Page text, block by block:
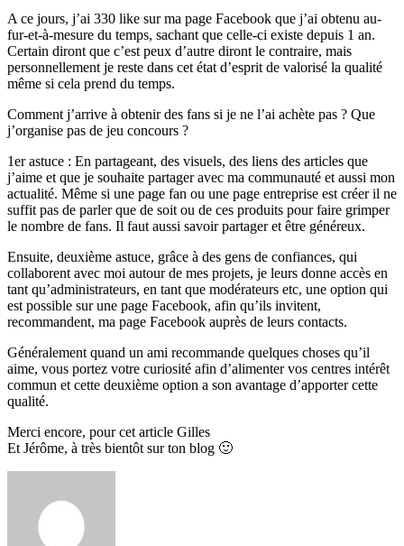
A ce jours, j’ai 330 like sur ma page Facebook que j’ai obtenu au-
fur-et-à-mesure du temps, sachant que celle-ci existe depuis 1 an.
Certain diront que c’est peux d’autre diront le contraire, mais
personnellement je reste dans cet état d’esprit de valorisé la qualité
même si cela prend du temps.
Comment j’arrive à obtenir des fans si je ne l’ai achète pas ? Que
j’organise pas de jeu concours ?
1er astuce : En partageant, des visuels, des liens des articles que
j’aime et que je souhaite partager avec ma communauté et aussi mon
actualité. Même si une page fan ou une page entreprise est créer il ne
suffit pas de parler que de soit ou de ces produits pour faire grimper
le nombre de fans. Il faut aussi savoir partager et être généreux.
Ensuite, deuxième astuce, grâce à des gens de confiances, qui
collaborent avec moi autour de mes projets, je leurs donne accès en
tant qu’administrateurs, en tant que modérateurs etc, une option qui
est possible sur une page Facebook, afin qu’ils invitent,
recommandent, ma page Facebook auprès de leurs contacts.
Généralement quand un ami recommande quelques choses qu’il
aime, vous portez votre curiosité afin d’alimenter vos centres intérêt
commun et cette deuxième option a son avantage d’apporter cette
qualité.
Merci encore, pour cet article Gilles
Et Jérôme, à très bientôt sur ton blog 🙂